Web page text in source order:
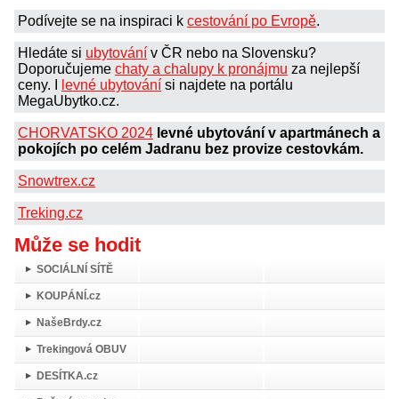
Podívejte se na inspiraci k cestování po Evropě.
Hledáte si ubytování v ČR nebo na Slovensku?
Doporučujeme chaty a chalupy k pronájmu za nejlepší
ceny. I
levné ubytování si najdete na portálu
MegaUbytko.cz.
CHORVATSKO 2024 levné ubytování v apartmánech a
pokojích po celém Jadranu bez provize cestovkám.
Snowtrex.cz
Treking.cz
Může se hodit
SOCIÁLNÍ SÍTĚ
KOUPÁNÍ.cz
NašeBrdy.cz
Trekingová OBUV
DESÍTKA.cz